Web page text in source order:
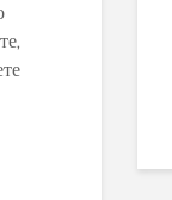
Руководство по
приручению питомца
Пантеры для